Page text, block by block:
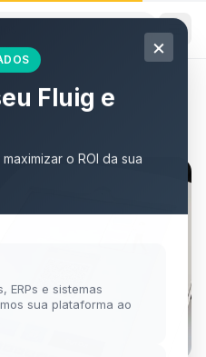
×
Fluig e
o ROI da sua
ERPs e sistemas
sua plataforma ao